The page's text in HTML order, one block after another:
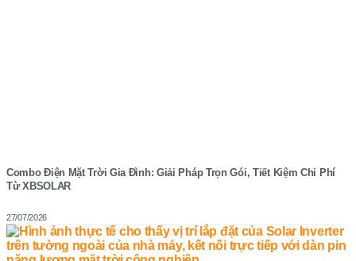
Combo Điện Mặt Trời Gia Đình: Giải Pháp Trọn Gói, Tiết Kiệm Chi Phí
Từ XBSOLAR
27/07/2026